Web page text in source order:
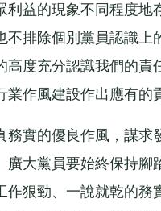
利益的現象不同程度
不排除個別黨員認識上
高度充分認識我們的
作風建設作出應有的
實的優良作風，謀求
廣大黨員要始終保持
作狠勁、一說就乾的